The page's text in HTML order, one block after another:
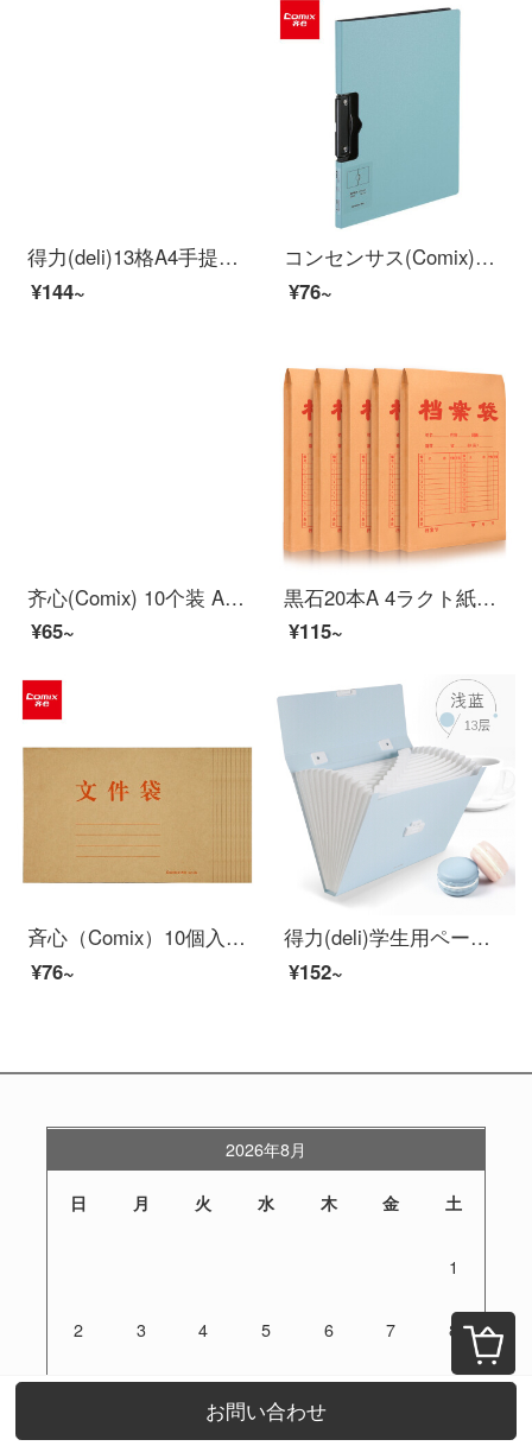
得力(deli)13格A4手提风琴包多层文件夹 乐素系列学生试卷收纳袋资料册补习包 深蓝72593
¥144~
コンセンサス(Comix)A 4シンプ横型折りたたみシートホルダー実用会議フォルダA 5328青
¥76~
齐心(Comix) 10个装 A4抽杆夹/文件夹/报告夹/拉杆夹白色 オフィス文具 拼单/凑单/团购 Q310-1
¥65~
黒石20本A 4ラクト紙の袋175 g側の幅4 cmの入札契約書類の資料袋
¥115~
斉心（Comix）10個入り30 mm A 4純水パルプ横型クラフト紙ファイル袋/A 4資料袋AP-120オーフォス文房具
¥76~
得力(deli)学生用ペーパーバックフォルダ多層オルガンバッグA 4収納袋文具オーディ用品裸色制御【A 4-13格】水色
¥152~
お問い合わせ
2026年8月
日 月 火 水 木 金 土
1
2 3 4 5 6 7 8